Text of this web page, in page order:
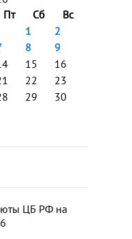
Пт Сб
Вс
1
2
8
9
15
16
22
23
29
30
ЦБ РФ на